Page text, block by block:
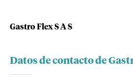
Gastro Flex S A S
Datos de contacto de